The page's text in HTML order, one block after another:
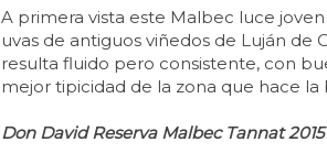
A primera vista este Malbec luce
uvas de antiguos viñedos de Luján de
resulta fluido pero consistente, con
mejor tipicidad de la zona que hace
Don David Reserva Malbec Tannat